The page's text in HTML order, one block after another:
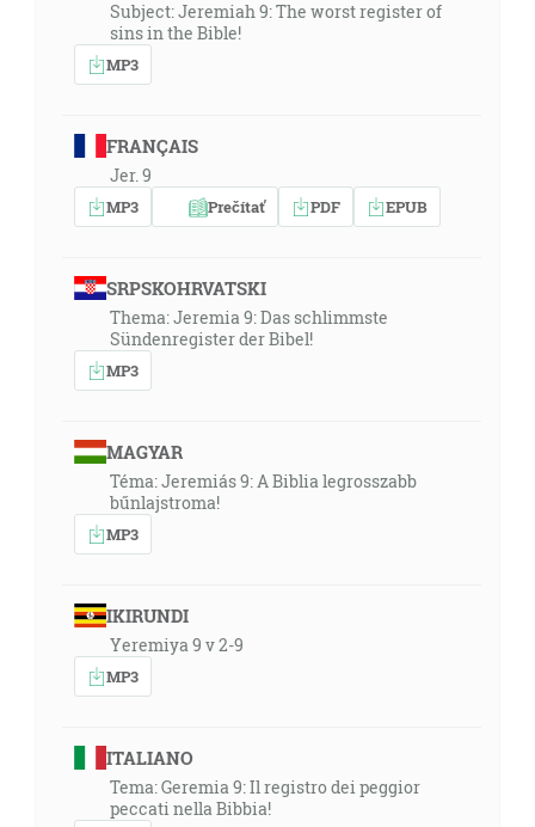
Subject: Jeremiah 9: The worst register of
sins in the Bible!
MP3
FRANÇAIS
Jer. 9
MP3 Prečítať PDF EPUB
SRPSKOHRVATSKI
Thema: Jeremia 9: Das schlimmste
Sündenregister der Bibel!
MP3
MAGYAR
Téma: Jeremiás 9: A Biblia legrosszabb
bűnlajstroma!
MP3
IKIRUNDI
Yeremiya 9 v 2-9
MP3
ITALIANO
Tema: Geremia 9: Il registro dei peggior
peccati nella Bibbia!